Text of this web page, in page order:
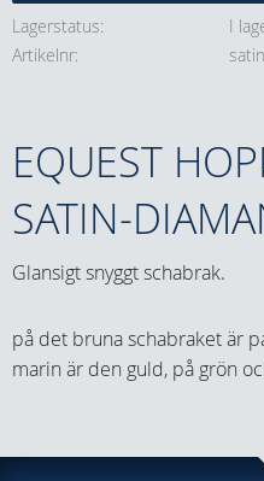
Lagerstatus
I
Artikelnr
EQUEST
SATIN-
Glansigt snyggt schabrak.
på det bruna schabraket är
marin är den guld, på grön